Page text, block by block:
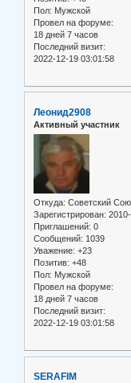
Пол: Мужской
Провел на форуме:
18 дней 7 часов
Последний визит:
2022-12-19 03:01:58
Леонид2908
Активный участник
Откуда: Советский
Зарегистрирован:
Приглашений: 0
Сообщений: 1039
Уважение: +23
Позитив: +48
Пол: Мужской
Провел на форуме:
18 дней 7 часов
Последний визит:
2022-12-19 03:01:58
SERAFIM